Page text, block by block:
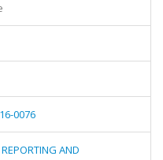
0076
AND